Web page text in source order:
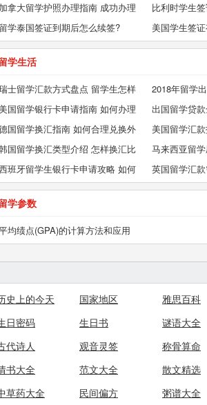
准备哪些材料
加拿大留学护照办理指南 成功办理
的技巧有哪些
比利时学生
留学泰国签证到期后怎么续签?
美国学生签
学生活
士留学汇款方式盘点 留学生怎样
取生活费
2018年留学
国留学银行卡申请指南 如何办理
张属于自己的银行卡
出国留学贷
国留学换汇指南 如何合理兑换外
美国留学汇
生汇款
国留学换汇类型介绍 怎样换汇比
划算
马来西亚留
可不可以办
班牙留学生银行卡申请攻略 如何
理海外银行卡
英国留学汇
学参数
均绩点(GPA)的计算方法和应用
史上的今天 国家地区
雅思百科
日密码
生日书
谜语大全
代诗人
观音灵签
称骨算命
书大全
范文大全
散文精选
草药大全
民间偏方 粥谱大全